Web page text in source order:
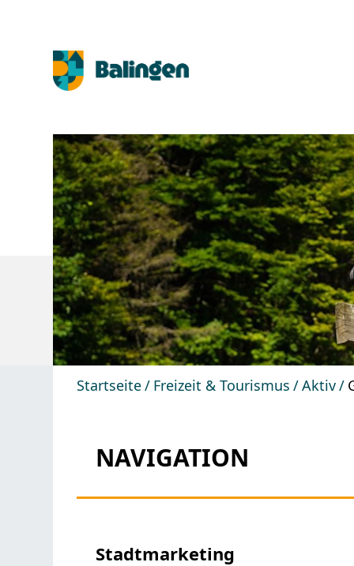
Startseite Freizeit & Tourismus Aktiv
NAVIGATION
Stadtmarketing